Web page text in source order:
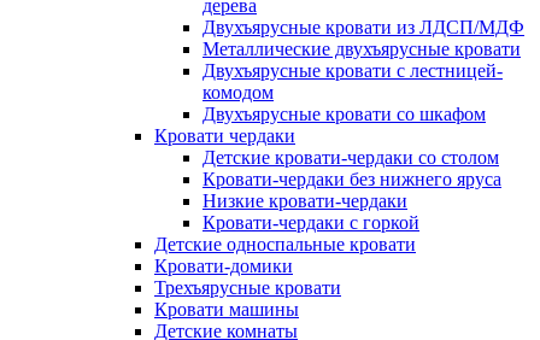
дерева
Двухъярусные кровати из ЛДСП/МДФ
Металлические двухъярусные кровати
Двухъярусные кровати с лестницей-
комодом
Двухъярусные кровати со шкафом
Кровати чердаки
Детские кровати-чердаки со столом
Кровати-чердаки без нижнего яруса
Низкие кровати-чердаки
Кровати-чердаки с горкой
Детские односпальные кровати
Кровати-домики
Трехъярусные кровати
Кровати машины
Детские комнаты